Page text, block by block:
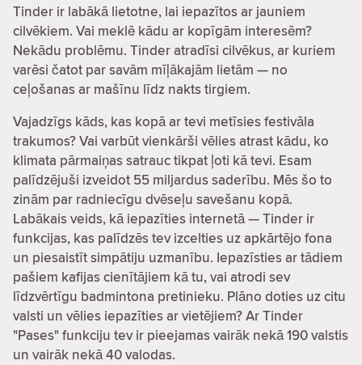
Tinder ir labākā lietotne, lai iepazītos ar jauniem
cilvēkiem. Vai meklē kādu ar kopīgām interesēm?
Nekādu problēmu. Tinder atradīsi cilvēkus, ar kuriem
varēsi čatot par savām mīļākajām lietām — no
ceļošanas ar mašīnu līdz nakts tirgiem.
Vajadzīgs kāds, kas kopā ar tevi metīsies festivāla
trakumos? Vai varbūt vienkārši vēlies atrast kādu, ko
klimata pārmaiņas satrauc tikpat ļoti kā tevi. Esam
palīdzējuši izveidot 55 miljardus saderību. Mēs šo to
zinām par radniecīgu dvēseļu savešanu kopā.
Labākais veids, kā iepazīties internetā — Tinder ir
funkcijas, kas palīdzēs tev izcelties uz apkārtējo fona
un piesaistīt simpātiju uzmanību. Iepazīsties ar tādiem
pašiem kafijas cienītājiem kā tu, vai atrodi sev
līdzvērtīgu badmintona pretinieku. Plāno doties uz citu
valsti un vēlies iepazīties ar vietējiem? Ar Tinder
"Pases" funkciju tev ir pieejamas vairāk nekā 190 valstis
un vairāk nekā 40 valodas.